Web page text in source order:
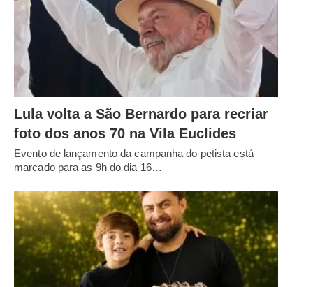
Lula volta a São Bernardo para recriar
foto dos anos 70 na Vila Euclides
Evento de lançamento da campanha do petista está
marcado para as 9h do dia 16…